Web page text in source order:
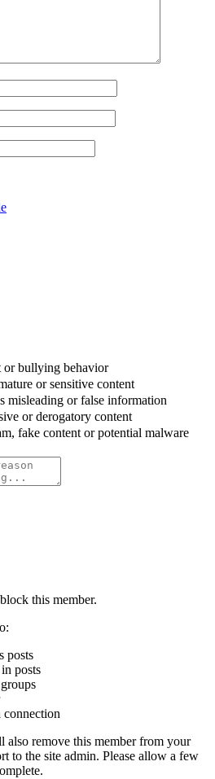
or bullying behavior
or sensitive content
misleading or false information
or derogatory content
fake content or potential malware
this member.
posts
posts
connection
also remove this member from your
to the site admin. Please allow a few